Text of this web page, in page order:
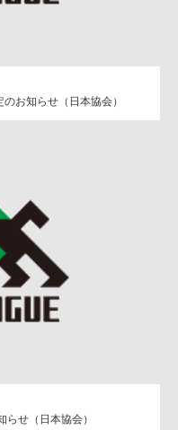
お知らせ（日本協会）
せ（日本協会）